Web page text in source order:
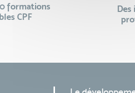
formations
CPF
Des